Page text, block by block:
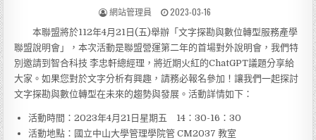
I
網站管理員 2023-03-16
本聯盟將於112年4月21日(五)舉辦「文字探勘與數位轉型服務產學
聯盟說明會」，本次活動是聯盟營運第二年的首場對外說明會，我們特
別邀請到智合科技 李忠軒總經理，將近期火紅的ChatGPT議題分享給
大家。如果您對於文字分析有興趣，請務必報名參加！讓我們一起探討
文字探勘與數位轉型在未來的趨勢與發展。活動詳情如下：
活動時間：2023年4月21日星期五 14：30-16：30
活動地點：國立中山大學管理學院管 CM2037 教室